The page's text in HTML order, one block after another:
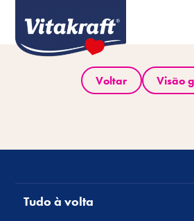
Voltar Visão
Tudo à volta